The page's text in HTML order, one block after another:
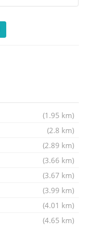
(1.95 km)
(2.8 km)
(2.89 km)
(3.66 km)
(3.67 km)
(3.99 km)
(4.01 km)
(4.65 km)